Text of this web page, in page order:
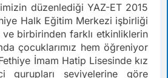
düzenlediği YAZ-ET 2015
Halk Eğitim Merkezi işbirliği
birbirinden farklı etkinliklerin
çocuklarımız hem öğreniyor
İmam Hatip Lisesinde kız
gurupları seviyelerine göre